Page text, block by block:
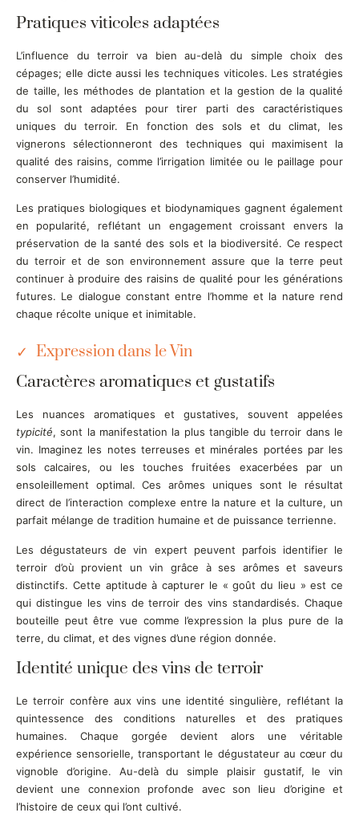
Pratiques viticoles adaptées
L’influence du terroir va bien au-delà du simple choix des
cépages; elle dicte aussi les techniques viticoles. Les stratégies
de taille, les méthodes de plantation et la gestion de la qualité
du sol sont adaptées pour tirer parti des caractéristiques
uniques du terroir. En fonction des sols et du climat, les
vignerons sélectionneront des techniques qui maximisent la
qualité des raisins, comme l’irrigation limitée ou le paillage pour
conserver l’humidité.
Les pratiques biologiques et biodynamiques gagnent également
en popularité, reflétant un engagement croissant envers la
préservation de la santé des sols et la biodiversité. Ce respect
du terroir et de son environnement assure que la terre peut
continuer à produire des raisins de qualité pour les générations
futures. Le dialogue constant entre l’homme et la nature rend
chaque récolte unique et inimitable.
Expression dans le Vin
Caractères aromatiques et gustatifs
Les nuances aromatiques et gustatives, souvent appelées
typicité, sont la manifestation la plus tangible du terroir dans le
vin. Imaginez les notes terreuses et minérales portées par les
sols calcaires, ou les touches fruitées exacerbées par un
ensoleillement optimal. Ces arômes uniques sont le résultat
direct de l’interaction complexe entre la nature et la culture, un
parfait mélange de tradition humaine et de puissance terrienne.
Les dégustateurs de vin expert peuvent parfois identifier le
terroir d’où provient un vin grâce à ses arômes et saveurs
distinctifs. Cette aptitude à capturer le « goût du lieu » est ce
qui distingue les vins de terroir des vins standardisés. Chaque
bouteille peut être vue comme l’expression la plus pure de la
terre, du climat, et des vignes d’une région donnée.
Identité unique des vins de terroir
Le terroir confère aux vins une identité singulière, reflétant la
quintessence des conditions naturelles et des pratiques
humaines. Chaque gorgée devient alors une véritable
expérience sensorielle, transportant le dégustateur au cœur du
vignoble d’origine. Au-delà du simple plaisir gustatif, le vin
devient une connexion profonde avec son lieu d’origine et
l’histoire de ceux qui l’ont cultivé.